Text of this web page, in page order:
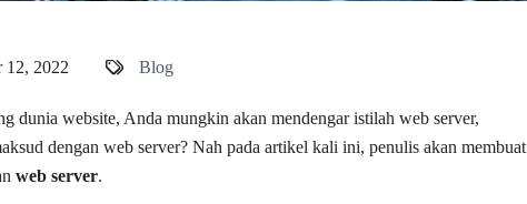
12, 2022 Blog
dunia website, Anda mungkin akan mendengar istilah web server,
dengan web server? Nah pada artikel kali ini, penulis akan membuat
web server.